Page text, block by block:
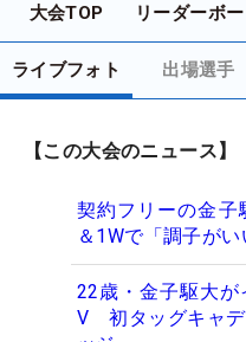
大会TOP リーダーボ
ライブフォト 出場選手
【この大会のニュース】
契約フリーの金
＆1Wで「調子がい
22歳・金子駆大
V 初タッグキャデ